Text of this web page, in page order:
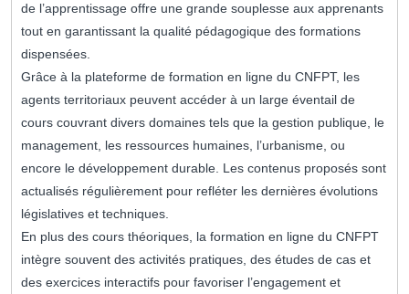
de l’apprentissage offre une grande souplesse aux apprenants
tout en garantissant la qualité pédagogique des formations
dispensées.
Grâce à la plateforme de formation en ligne du CNFPT, les
agents territoriaux peuvent accéder à un large éventail de
cours couvrant divers domaines tels que la gestion publique, le
management, les ressources humaines, l’urbanisme, ou
encore le développement durable. Les contenus proposés sont
actualisés régulièrement pour refléter les dernières évolutions
législatives et techniques.
En plus des cours théoriques, la formation en ligne du CNFPT
intègre souvent des activités pratiques, des études de cas et
des exercices interactifs pour favoriser l’engagement et